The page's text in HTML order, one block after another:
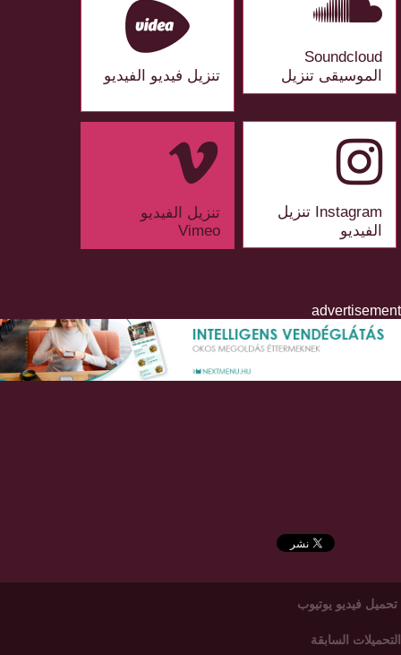
Soundcloud
الموسيقى تنزيل
تنزيل فيديو الفيديو
Instagram تنزيل
الفيديو
تنزيل الفيديو
Vimeo
advertisement
تحميل فيديو يوتيوب
التحميلات السابقة